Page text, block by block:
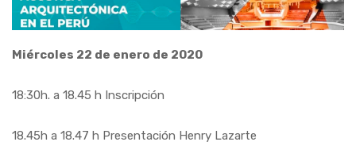
Miércoles 22 de enero de 2020
18:30h. a 18.45 h Inscripción
18.45h a 18.47 h Presentación Henry Lazarte